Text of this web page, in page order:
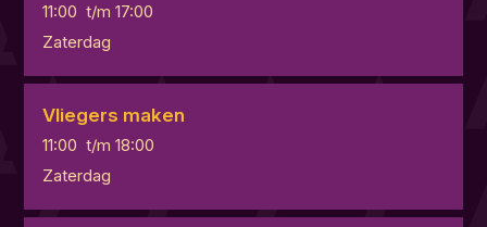
11:00 t/m17:00
Zaterdag
Vliegers maken
11:00 t/m18:00
Zaterdag